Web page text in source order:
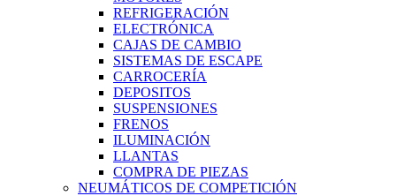
REFRIGERACIÓN
ELECTRÓNICA
CAJAS DE CAMBIO
SISTEMAS DE ESCAPE
CARROCERÍA
DEPOSITOS
SUSPENSIONES
FRENOS
ILUMINACIÓN
LLANTAS
COMPRA DE PIEZAS
NEUMÁTICOS DE COMPETICIÓN